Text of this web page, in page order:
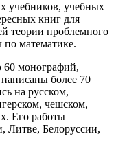
учебников, учебных
книг для
теории проблемного
по математике.
60 монографий,
более 70
на русском,
чешском,
Его работы
Литве, Белоруссии,